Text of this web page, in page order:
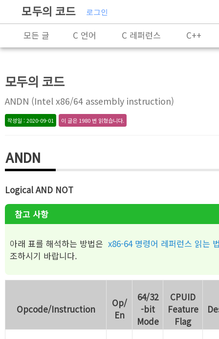
모두의 코드 로그인
모든 글 C 언어 C 레퍼런스
C++
알고리즘
모두의 코드
ANDN (Intel x86/64 assembly instruction)
작성일 : 2020-09-01 이 글은 1980 번 읽혔습니다.
ANDN
Logical AND NOT
참고 사항
아래 표를 해석하는 방법은 x86-64 명령어 레퍼런스 읽는
조하시기 바랍니다.
Opcode/Instruction
Op/
En
64/32
-bit
Mode
CPUID
Feature
Flag